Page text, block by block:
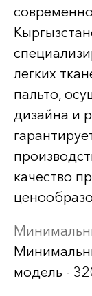
легких
пальто,
дизайна и
качество
модель -